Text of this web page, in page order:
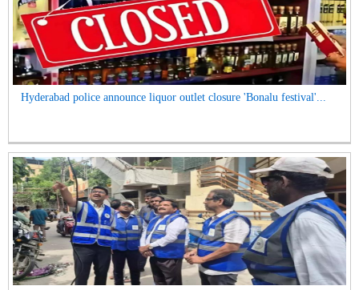
Hyderabad police announce liquor outlet closure 'Bonalu festival'...